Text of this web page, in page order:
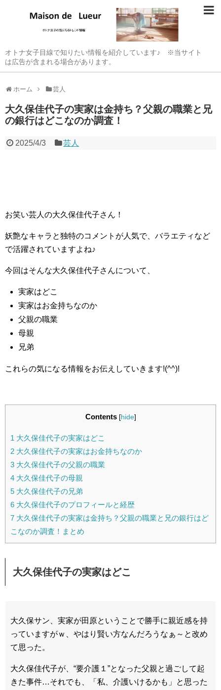
オトナ女子目線で知りたい情報を紹介しています♪ ※当サイト
は広告が含まれる場合があります。
ホーム 芸人
大久保佳代子の実家は金持ち？父親の職業と兄
の銀行はどこなのか調査！
2025/4/3 芸人
お笑い芸人の大久保佳代子さん！
妖艶なキャラと独特のコメントが人気で、バラエティなど
で活躍されていますよね♪
今回はそんな大久保佳代子さんについて、
実家はどこ
実家はお金持ちなのか
父親の職業
母親
兄弟
これらの気になる情報をお伝えしていきます!(^^)!
Contents [hide]
1 大久保佳代子の実家はどこ
2 大久保佳代子の実家はお金持ちなのか
3 大久保佳代子の父親の職業
4 大久保佳代子の母親
5 大久保佳代子の兄弟
6 大久保佳代子のプロフィールと経歴
7 大久保佳代子の実家は金持ち？父親の職業と兄の銀行はど
こなのか調査！まとめ
大久保佳代子の実家はどこ
大久保サン、実家が田原ということで勝手に親近感を持
っていますがｗ、やはり賢い方なんだろうなぁ～と改め
て思った。
大久保佳代子が、“要介護１”となった父親と過ごして起
きた事件…それでも、「私、介護いけるかも」と思った